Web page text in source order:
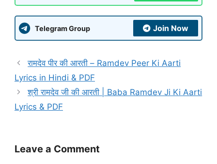
Telegram Group Join Now
रामदेव पीर की आरती – Ramdev Peer Ki Aarti
Lyrics in Hindi & PDF
श्री रामदेव जी की आरती | Baba Ramdev Ji Ki Aarti
Lyrics & PDF
Leave a Comment